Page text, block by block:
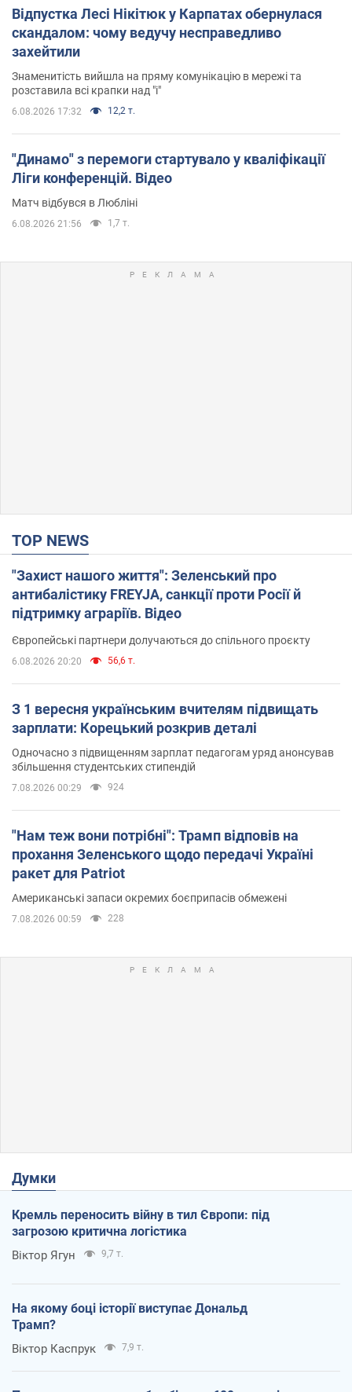
Відпустка Лесі Нікітюк у Карпатах обернулася
скандалом: чому ведучу несправедливо
захейтили
Знаменитість вийшла на пряму комунікацію в мережі та
розставила всі крапки над "і"
6.08.2026 17:32 12,2 т.
"Динамо" з перемоги стартувало у кваліфікації
Ліги конференцій. Відео
Матч відбувся в Любліні
6.08.2026 21:56 1,7 т.
TOP NEWS
"Захист нашого життя": Зеленський про
антибалістику FREYJA, санкції проти Росії й
підтримку аграріїв. Відео
Європейські партнери долучаються до спільного проєкту
6.08.2026 20:20 56,6 т.
З 1 вересня українським вчителям підвищать
зарплати: Корецький розкрив деталі
Одночасно з підвищенням зарплат педагогам уряд анонсував
збільшення студентських стипендій
7.08.2026 00:29 924
"Нам теж вони потрібні": Трамп відповів на
прохання Зеленського щодо передачі Україні
ракет для Patriot
Американські запаси окремих боєприпасів обмежені
7.08.2026 00:59 228
Думки
Кремль переносить війну в тил Європи: під
загрозою критична логістика
Віктор Ягун 9,7 т.
На якому боці історії виступає Дональд
Трамп?
Віктор Каспрук 7,9 т.